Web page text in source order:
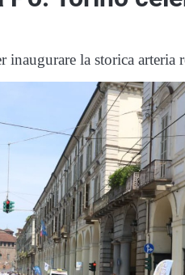
la storica arteria